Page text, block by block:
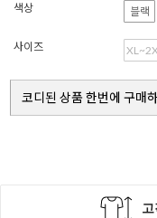
색상 블랙
사이즈
코디된 상품 한번에 구매